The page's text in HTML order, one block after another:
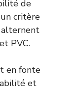
de
critère
PVC.
en fonte
et